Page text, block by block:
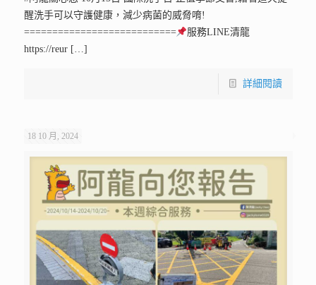
醒洗手可以守護健康，減少病菌的威脅唷!
===========================
服務LINE清龍
https://reur[…]
詳細閱讀
18 10 月, 2024